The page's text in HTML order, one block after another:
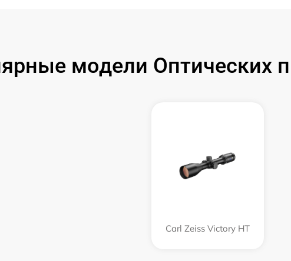
модели Оптических
Carl Zeiss Victory HT